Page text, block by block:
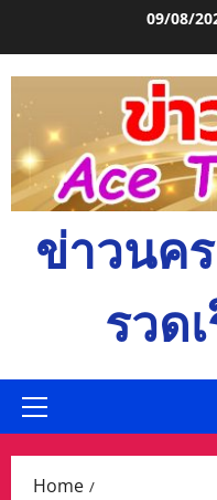
09/08/
ข่าวนค
รวด
Primary
Home